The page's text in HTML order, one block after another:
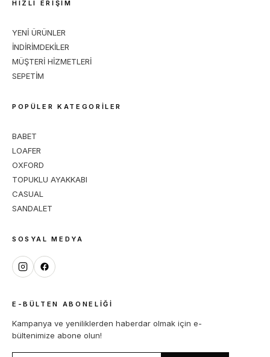
HIZLI ERİŞİM
YENİ ÜRÜNLER
İNDİRİMDEKİLER
MÜŞTERİ HİZMETLERİ
SEPETİM
POPÜLER KATEGORİLER
BABET
LOAFER
OXFORD
TOPUKLU AYAKKABI
CASUAL
SANDALET
SOSYAL MEDYA
E-BÜLTEN ABONELIĞI
Kampanya ve yeniliklerden haberdar olmak için e-
bültenimize abone olun!